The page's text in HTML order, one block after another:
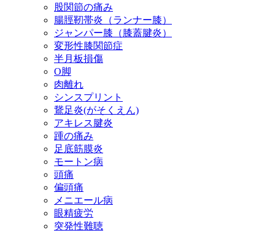
股関節の痛み
腸脛靭帯炎（ランナー膝）
ジャンパー膝（膝蓋腱炎）
変形性膝関節症
半月板損傷
O脚
肉離れ
シンスプリント
鵞足炎(がそくえん)
アキレス腱炎
踵の痛み
足底筋膜炎
モートン病
頭痛
偏頭痛
メニエール病
眼精疲労
突発性難聴